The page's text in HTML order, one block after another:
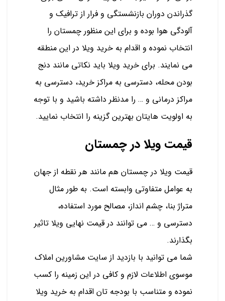
گذراندن دوران بازنشستگی و فرار از ترافیک و
آلودگی هوا بوده و برای این منظور چمستان را
انتخاب نموده و اقدام به خرید ویلا در این منطقه
می نمایند. برای خرید ویلا باید نکاتی مانند دنج
بودن محله، دسترسی به مراکز خرید، دسترسی به
مراکز درمانی و … را مدنظر داشته باشید و با توجه
به اولویت هایتان بهترین گزینه را انتخاب نمایید.
قیمت ویلا در چمستان
قیمت ویلا در چمستان هم مانند هر نقطه از جهان
به عوامل متفاوتی وابسته است. به طور مثال
متراژ بنا، چشم انداز، مصالح مورد استفاده،
دسترسی و … می توانند در قیمت نهایی ویلا تاثیر
بگذارند.
شما می توانید با بازدید از سایت مشاورین املاک
موسوی اطلاعات لازم و کافی در این زمینه را کسب
نموده و متناسب با بودجه تان اقدام به خرید ویلا